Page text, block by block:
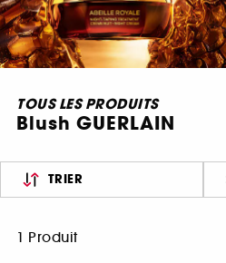
TOUS LES PRODUITS
Blush GUERLAIN
TRIER
1 Produit